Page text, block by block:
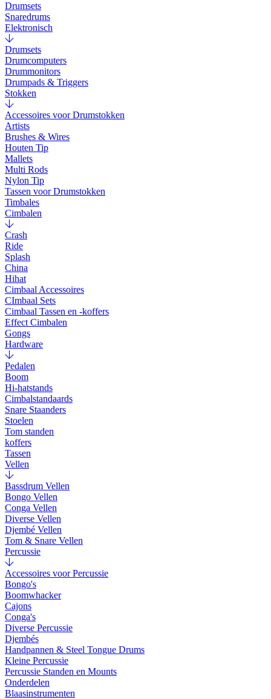
Drumsets
Snaredrums
Elektronisch
Drumsets
Drumcomputers
Drummonitors
Drumpads & Triggers
Stokken
Accessoires voor Drumstokken
Artists
Brushes & Wires
Houten Tip
Mallets
Multi Rods
Nylon Tip
Tassen voor Drumstokken
Timbales
Cimbalen
Crash
Ride
Splash
China
Hihat
Cimbaal Accessoires
CImbaal Sets
Cimbaal Tassen en -koffers
Effect Cimbalen
Gongs
Hardware
Pedalen
Boom
Hi-hatstands
Cimbalstandaards
Snare Staanders
Stoelen
Tom standen
koffers
Tassen
Vellen
Bassdrum Vellen
Bongo Vellen
Conga Vellen
Diverse Vellen
Djembé Vellen
Tom & Snare Vellen
Percussie
Accessoires voor Percussie
Bongo's
Boomwhacker
Cajons
Conga's
Diverse Percussie
Djembés
Handpannen & Steel Tongue Drums
Kleine Percussie
Percussie Standen en Mounts
Onderdelen
Blaasinstrumenten